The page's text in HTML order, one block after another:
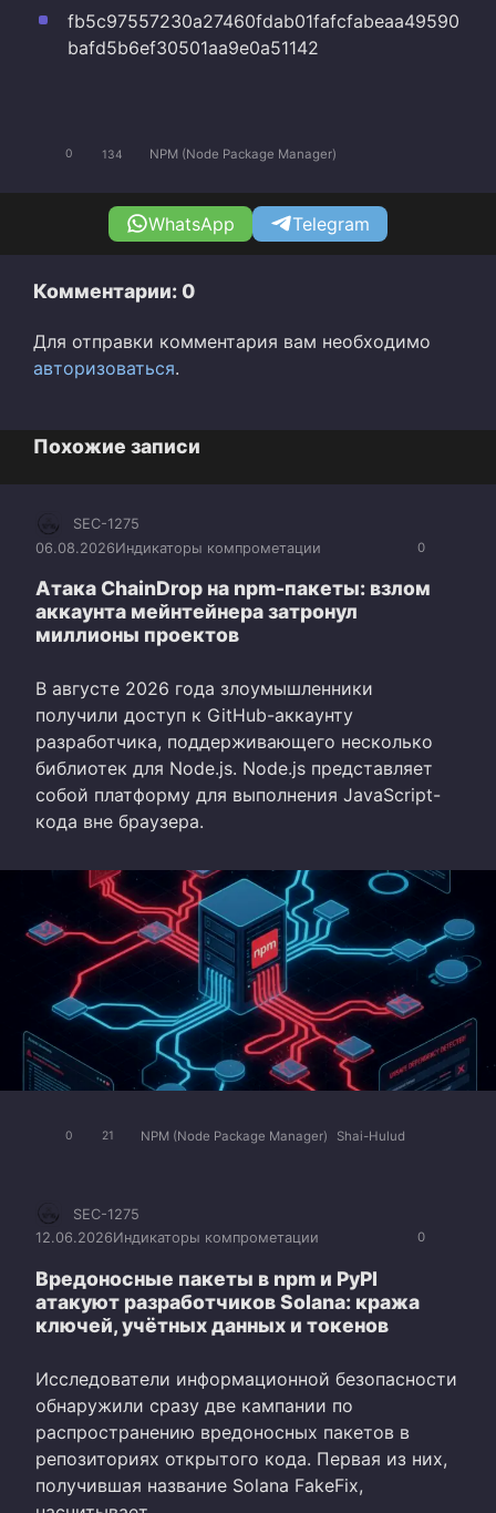
fb5c97557230a27460fdab01fafcfabeaa49590
bafd5b6ef30501aa9e0a51142
0 134 NPM (Node Package Manager)
WhatsApp Telegram
Комментарии: 0
Для отправки комментария вам необходимо
авторизоваться.
Похожие записи
0
SEC-1275
06.08.2026Индикаторы компрометации
Атака ChainDrop на npm-пакеты: взлом
аккаунта мейнтейнера затронул
миллионы проектов
В августе 2026 года злоумышленники
получили доступ к GitHub-аккаунту
разработчика, поддерживающего несколько
библиотек для Node.js. Node.js представляет
собой платформу для выполнения JavaScript-
кода вне браузера.
0 21 NPM (Node Package Manager) Shai-Hulud
0
SEC-1275
12.06.2026Индикаторы компрометации
Вредоносные пакеты в npm и PyPI
атакуют разработчиков Solana: кража
ключей, учётных данных и токенов
Исследователи информационной безопасности
обнаружили сразу две кампании по
распространению вредоносных пакетов в
репозиториях открытого кода. Первая из них,
получившая название Solana FakeFix,